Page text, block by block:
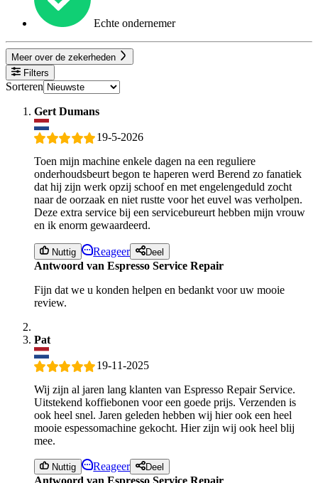
Echte ondernemer
Meer over de zekerheden
Filters
Sorteren
Gert Dumans
19-5-2026
Toen mijn machine enkele dagen na een reguliere
onderhoudsbeurt begon te haperen werd Berend zo fanatiek
dat hij zijn werk opzij schoof en met engelengeduld zocht
naar de oorzaak en niet rustte voor het euvel was verholpen.
Deze extra service bij een servicebureurt hebben mijn vrouw
en ik enorm gewaardeerd.
Nuttig Reageer Deel
Antwoord van Espresso Service Repair
Fijn dat we u konden helpen en bedankt voor uw mooie
review.
Pat
19-11-2025
Wij zijn al jaren lang klanten van Espresso Repair Service.
Uitstekend koffiebonen voor een goede prijs. Verzenden is
ook heel snel. Jaren geleden hebben wij hier ook een heel
mooie espessomachine gekocht. Hier zijn wij ook heel blij
mee.
Nuttig Reageer Deel